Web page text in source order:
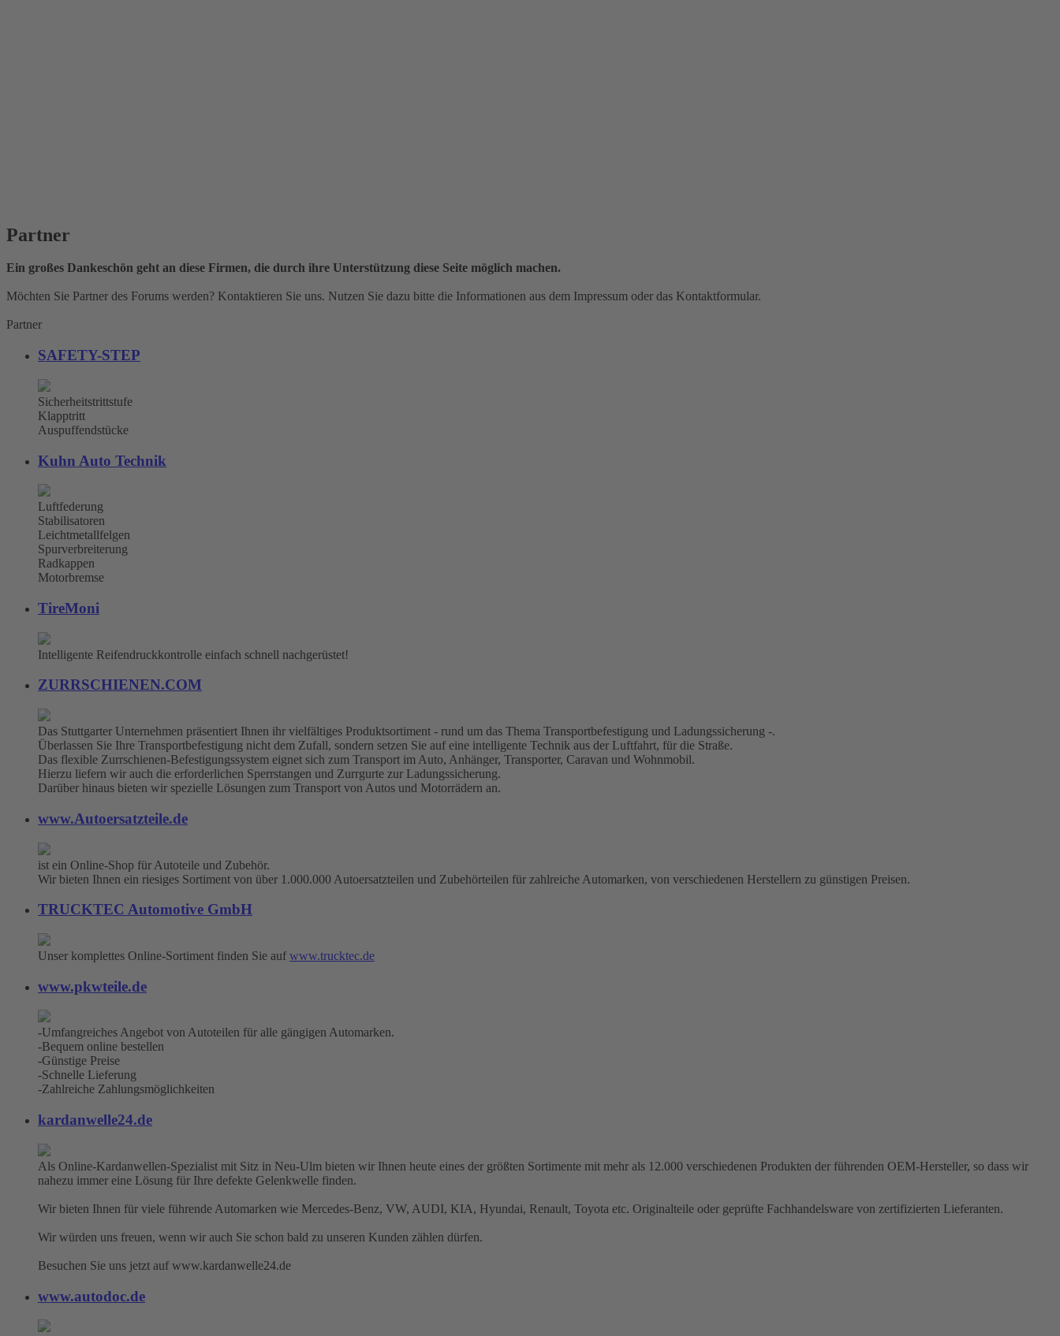
Partner
Ein großes Dankeschön geht an diese Firmen, die durch ihre Unterstützung diese Seite möglich machen.
Möchten Sie Partner des Forums werden? Kontaktieren Sie uns. Nutzen Sie dazu bitte die Informationen aus dem Impressum oder das Kontaktformular.
Partner
SAFETY-STEP
Sicherheitstrittstufe
Klapptritt
Auspuffendstücke
Kuhn Auto Technik
Luftfederung
Stabilisatoren
Leichtmetallfelgen
Spurverbreiterung
Radkappen
Motorbremse
TireMoni
Intelligente Reifendruckkontrolle einfach schnell nachgerüstet!
ZURRSCHIENEN.COM
Das Stuttgarter Unternehmen präsentiert Ihnen ihr vielfältiges Produktsortiment - rund um das Thema Transportbefestigung und Ladungssicherung -.
Überlassen Sie Ihre Transportbefestigung nicht dem Zufall, sondern setzen Sie auf eine intelligente Technik aus der Luftfahrt, für die Straße.
Das flexible Zurrschienen-Befestigungssystem eignet sich zum Transport im Auto, Anhänger, Transporter, Caravan und Wohnmobil.
Hierzu liefern wir auch die erforderlichen Sperrstangen und Zurrgurte zur Ladungssicherung.
Darüber hinaus bieten wir spezielle Lösungen zum Transport von Autos und Motorrädern an.
www.Autoersatzteile.de
ist ein Online-Shop für Autoteile und Zubehör.
Wir bieten Ihnen ein riesiges Sortiment von über 1.000.000 Autoersatzteilen und Zubehörteilen für zahlreiche Automarken, von verschiedenen Herstellern zu günstigen Preisen.
TRUCKTEC Automotive GmbH
Unser komplettes Online-Sortiment finden Sie auf www.trucktec.de
www.pkwteile.de
-Umfangreiches Angebot von Autoteilen für alle gängigen Automarken.
-Bequem online bestellen
-Günstige Preise
-Schnelle Lieferung
-Zahlreiche Zahlungsmöglichkeiten
kardanwelle24.de
Als Online-Kardanwellen-Spezialist mit Sitz in Neu-Ulm bieten wir Ihnen heute eines der größten Sortimente mit mehr als 12.000 verschiedenen Produkten der führenden OEM-Hersteller, so dass wir
nahezu immer eine Lösung für Ihre defekte Gelenkwelle finden.
Wir bieten Ihnen für viele führende Automarken wie Mercedes-Benz, VW, AUDI, KIA, Hyundai, Renault, Toyota etc. Originalteile oder geprüfte Fachhandelsware von zertifizierten Lieferanten.
Wir würden uns freuen, wenn wir auch Sie schon bald zu unseren Kunden zählen dürfen.
Besuchen Sie uns jetzt auf www.kardanwelle24.de
www.autodoc.de